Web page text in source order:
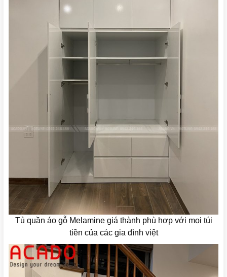
Tủ quần áo gỗ Melamine giá thành phù hợp với mọi túi
tiền của các gia đình việt